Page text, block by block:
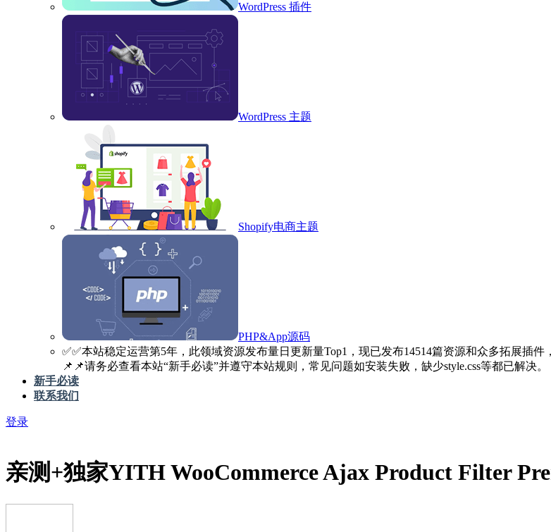
WordPress 插件
WordPress 主题
Shopify电商主题
PHP&App源码
✅️✅️本站稳定运营第5年，此领域资源发布量日更新量Top1，现已发布14514篇资源和众多拓展插件
📌📌请务必查看本站“新手必读”并遵守本站规则，常见问题如安装失败，缺少style.css等都已解决。
新手必读
联系我们
登录
亲测+独家YITH WooCommerce Ajax Product Filter